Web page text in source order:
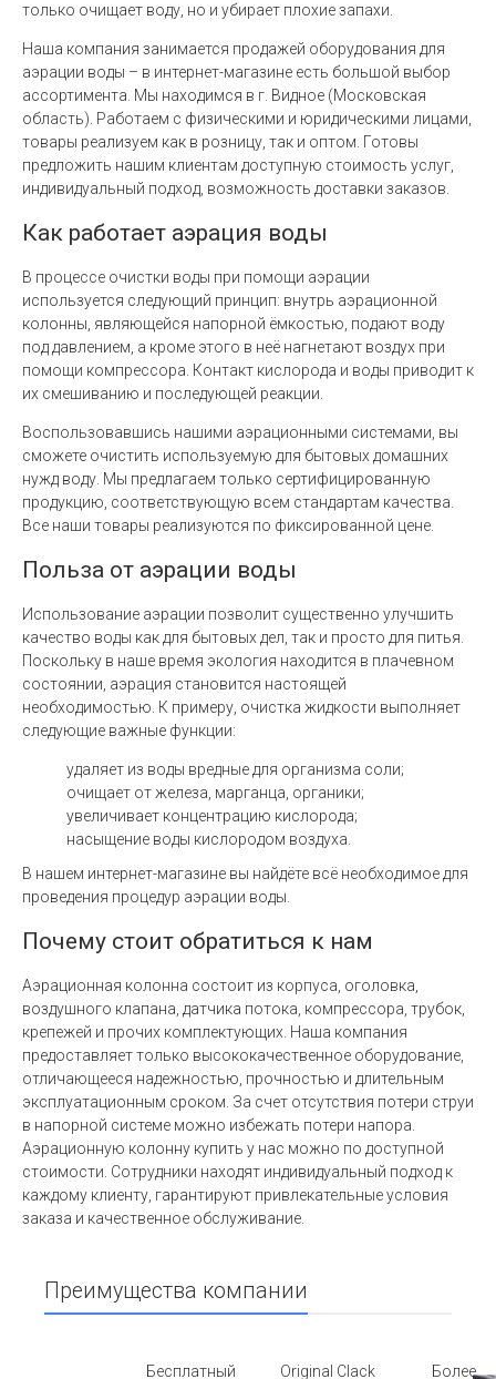
только очищает воду, но и убирает плохие запахи.
Наша компания занимается продажей оборудования для
аэрации воды – в интернет-магазине есть большой выбор
ассортимента. Мы находимся в г. Видное (Московская
область). Работаем с физическими и юридическими лицами,
товары реализуем как в розницу, так и оптом. Готовы
предложить нашим клиентам доступную стоимость услуг,
индивидуальный подход, возможность доставки заказов.
Как работает аэрация воды
В процессе очистки воды при помощи аэрации
используется следующий принцип: внутрь аэрационной
колонны, являющейся напорной ёмкостью, подают воду
под давлением, а кроме этого в неё нагнетают воздух при
помощи компрессора. Контакт кислорода и воды приводит к
их смешиванию и последующей реакции.
Воспользовавшись нашими аэрационными системами, вы
сможете очистить используемую для бытовых домашних
нужд воду. Мы предлагаем только сертифицированную
продукцию, соответствующую всем стандартам качества.
Все наши товары реализуются по фиксированной цене.
Польза от аэрации воды
Использование аэрации позволит существенно улучшить
качество воды как для бытовых дел, так и просто для питья.
Поскольку в наше время экология находится в плачевном
состоянии, аэрация становится настоящей
необходимостью. К примеру, очистка жидкости выполняет
следующие важные функции:
удаляет из воды вредные для организма соли;
очищает от железа, марганца, органики;
увеличивает концентрацию кислорода;
насыщение воды кислородом воздуха.
В нашем интернет-магазине вы найдёте всё необходимое для
проведения процедур аэрации воды.
Почему стоит обратиться к нам
Аэрационная колонна состоит из корпуса, оголовка,
воздушного клапана, датчика потока, компрессора, трубок,
крепежей и прочих комплектующих. Наша компания
предоставляет только высококачественное оборудование,
отличающееся надежностью, прочностью и длительным
эксплуатационным сроком. За счет отсутствия потери струи
в напорной системе можно избежать потери напора.
Аэрационную колонну купить у нас можно по доступной
стоимости. Сотрудники находят индивидуальный подход к
каждому клиенту, гарантируют привлекательные условия
заказа и качественное обслуживание.
Преимущества компании
Бесплатный Original Clack Более